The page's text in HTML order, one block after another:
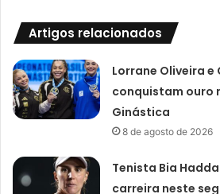
Artigos relacionados
Lorrane Oliveira e
conquistam ouro
Ginástica
8 de agosto de 2026
Tenista Bia
carreira neste